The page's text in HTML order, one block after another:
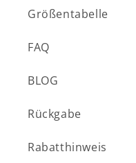
Größentabelle
FAQ
BLOG
Rückgabe
Rabatthinweis